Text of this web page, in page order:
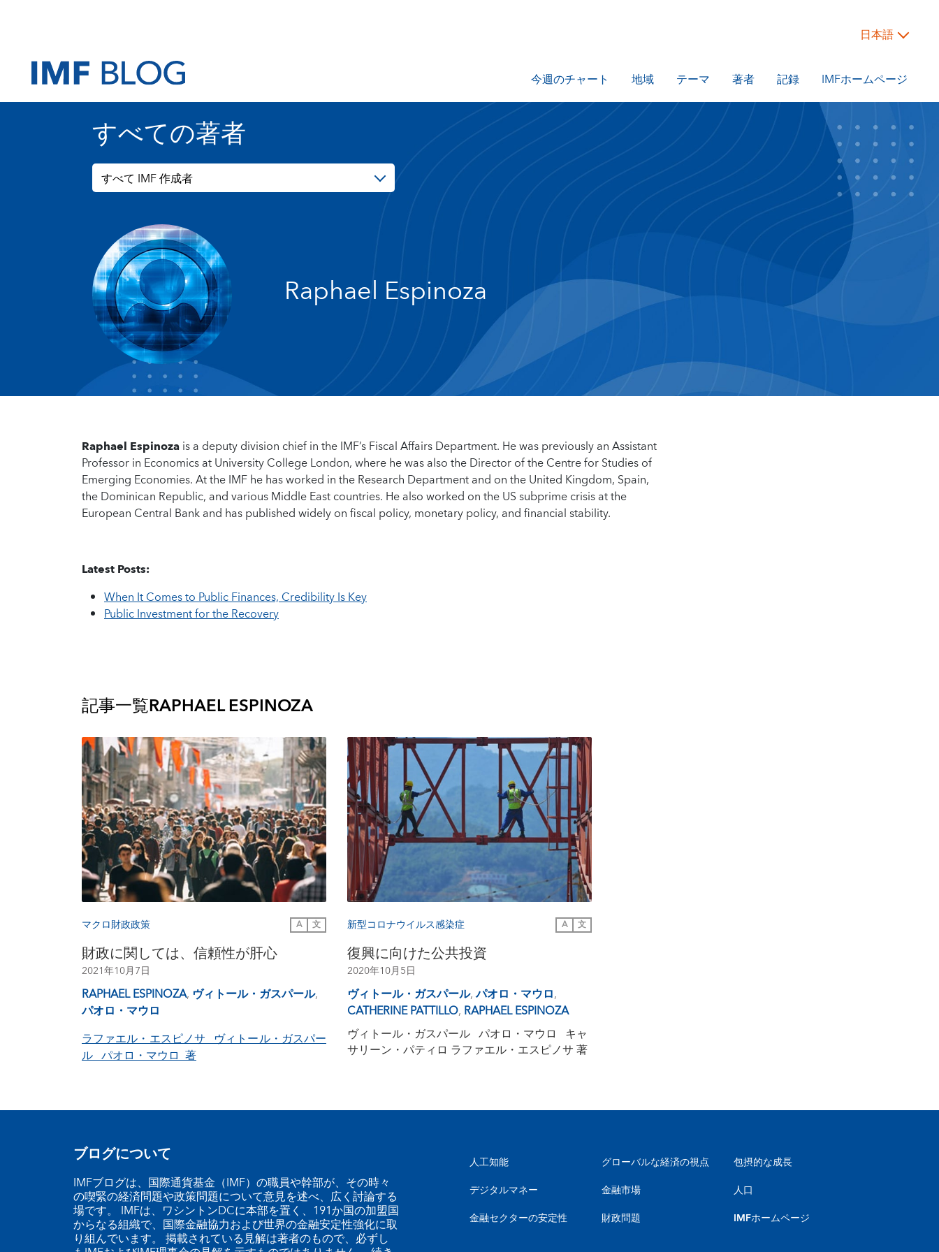
日本語
今週のチャート 地域 テーマ 著者 記録 IMFホームページ
すべての著者
すべて IMF 作成者
Raphael Espinoza
Raphael Espinozais a deputy division chief in the IMF’s Fiscal Affairs Department. He was previously an Assistant
Professor in Economics at University College London, where he was also the Director of the Centre for Studies of
Emerging Economies. At the IMF he has worked in the Research Department and on the United Kingdom, Spain,
the Dominican Republic, and various Middle East countries. He also worked on the US subprime crisis at the
European Central Bank and has published widely on fiscal policy, monetary policy, and financial stability.
Latest Posts:
When It Comes to Public Finances, Credibility Is Key
Public Investment for the Recovery
記事一覧RAPHAEL ESPINOZA
マクロ財政政策 A 文
財政に関しては、信頼性が肝心
2021年10月7日
RAPHAEL ESPINOZA, ヴィトール・ガスパール,
パオロ・マウロ
ラファエル・エスピノサ ヴィトール・ガスパー
ル パオロ・マウロ 著
新型コロナウイルス感染症 A 文
復興に向けた公共投資
2020年10月5日
ヴィトール・ガスパール,パオロ・マウロ,
CATHERINE PATTILLO, RAPHAEL ESPINOZA
ヴィトール・ガスパール パオロ・マウロ キャ
サリーン・パティロ ラファエル・エスピノサ 著
ブログについて
IMFブログは、国際通貨基金（IMF）の職員や幹部が、その時々
の喫緊の経済問題や政策問題について意見を述べ、広く討論する
場です。 IMFは、ワシントンDCに本部を置く、191か国の加盟国
からなる組織で、国際金融協力および世界の金融安定性強化に取
り組んでいます。 掲載されている見解は著者のもので、必ずし
人工知能
デジタルマネー
金融セクターの安定性
グローバルな経済の視点
金融市場
財政問題
包摂的な成長
人口
IMFホームページ